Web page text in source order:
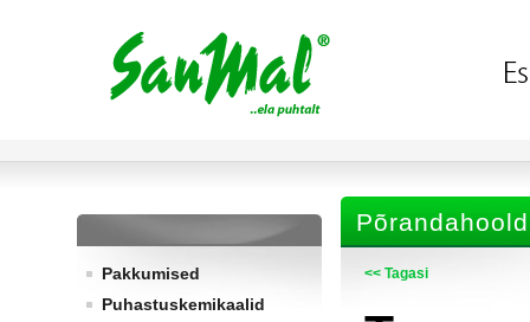
Pakkumised
Puhastuskemikaalid
<< Tagasi